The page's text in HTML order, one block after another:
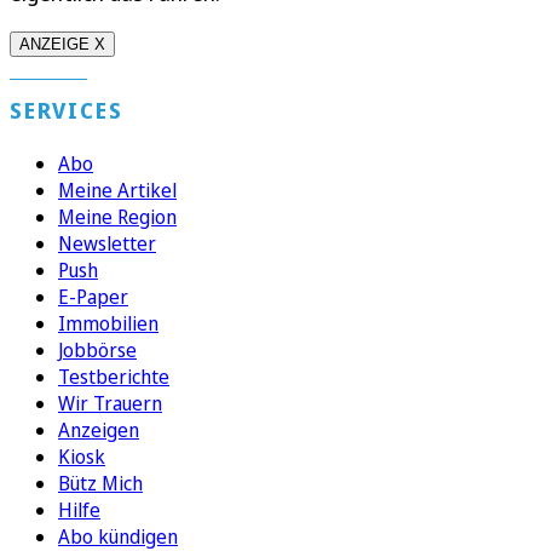
ANZEIGE X
SERVICES
Abo
Meine Artikel
Meine Region
Newsletter
Push
E-Paper
Immobilien
Jobbörse
Testberichte
Wir Trauern
Anzeigen
Kiosk
Bütz Mich
Hilfe
Abo kündigen